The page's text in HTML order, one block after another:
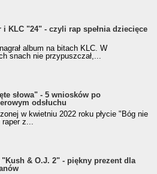
i KLC "24" - czyli rap spełnia dziecięce
album na bitach KLC. W
snach nie przypuszczał,...
słowa" - 5 wniosków po
odsłuchu
w kwietniu 2022 roku płycie "Bóg nie
z...
& O.J. 2" - piękny prezent dla